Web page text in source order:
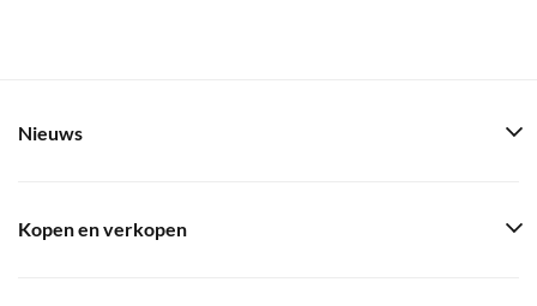
Nieuws
Kopen en verkopen